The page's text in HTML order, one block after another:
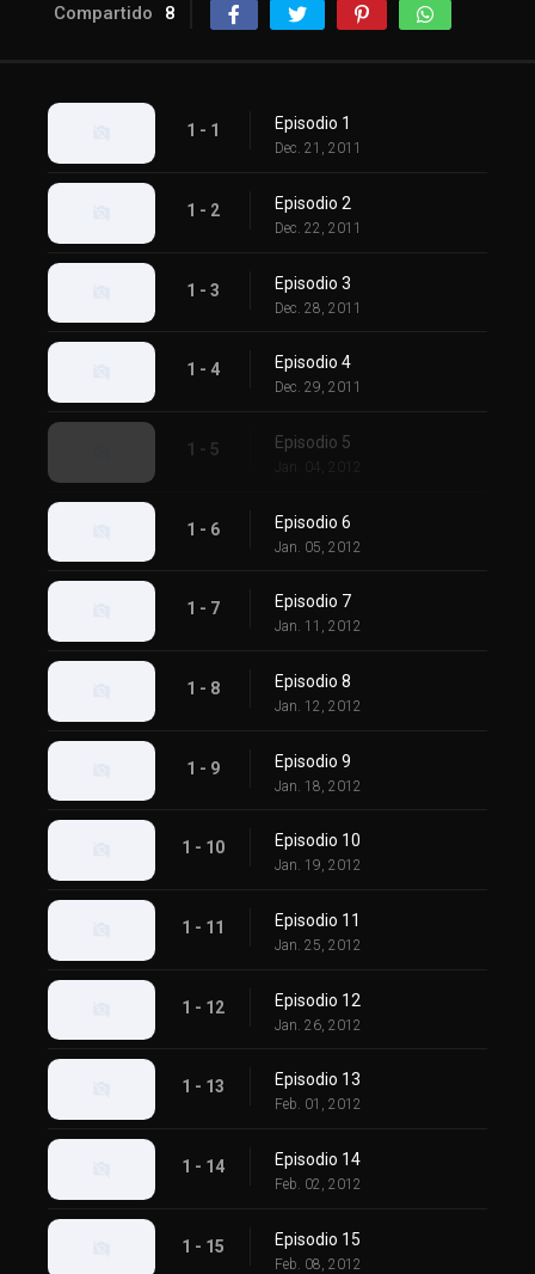
Compartido 8
1 - 1 Episodio 1
Dec. 21, 2011
1 - 2 Episodio 2
Dec. 22, 2011
1 - 3 Episodio 3
Dec. 28, 2011
1 - 4 Episodio 4
Dec. 29, 2011
1 - 5 Episodio 5
Jan. 04, 2012
1 - 6 Episodio 6
Jan. 05, 2012
1 - 7 Episodio 7
Jan. 11, 2012
1 - 8 Episodio 8
Jan. 12, 2012
1 - 9 Episodio 9
Jan. 18, 2012
1 - 10 Episodio 10
Jan. 19, 2012
1 - 11 Episodio 11
Jan. 25, 2012
1 - 12 Episodio 12
Jan. 26, 2012
1 - 13 Episodio 13
Feb. 01, 2012
1 - 14 Episodio 14
Feb. 02, 2012
1 - 15 Episodio 15
Feb. 08, 2012